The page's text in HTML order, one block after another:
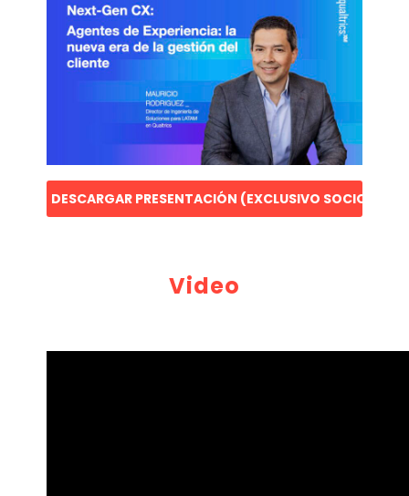
DESCARGAR PRESENTACIÓN (EXCLUSIVO SOCIOS)
Video